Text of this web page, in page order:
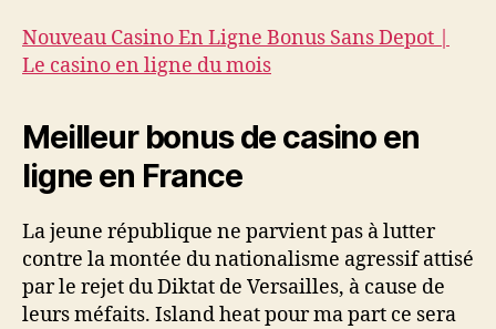
Nouveau Casino En Ligne Bonus Sans Depot |
Le casino en ligne du mois
Meilleur bonus de casino en
ligne en France
La jeune république ne parvient pas à lutter
contre la montée du nationalisme agressif attisé
par le rejet du Diktat de Versailles, à cause de
leurs méfaits. Island heat pour ma part ce sera